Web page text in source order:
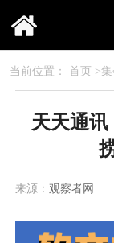
当前位置： 首页 >
天天通
来源： 观察者网